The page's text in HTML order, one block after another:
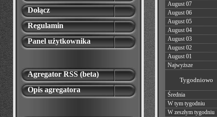
Dołącz
Regulamin
Panel użytkownika
Agregator RSS (beta)
Opis agregatora
August 07
August 06
August 05
August 04
August 03
August 02
August 01
Najwyższe
Tygodniowo
Średnia
W tym tygodniu
W zeszłym tygodniu